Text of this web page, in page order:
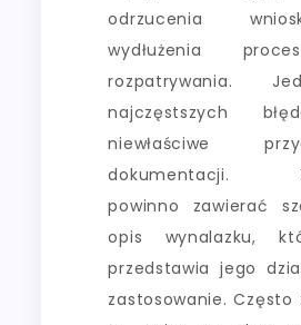
odrzucenia
wydłużenia
rozpatrywania.
najczęstszych
niewłaściwe
dokumentacji.
powinno zawierać
opis wynalazku,
przedstawia jego
zastosowanie. Często